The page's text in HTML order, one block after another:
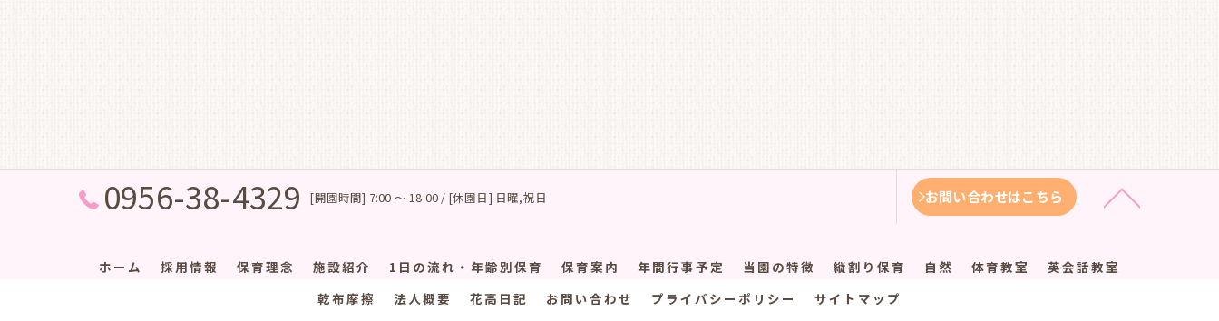
0956-38-4329 [開園時間] 7:00 ～ 18:00 / [休園日] 日曜,祝日 お問い合わせはこちら
ホーム 採用情報 保育理念 施設紹介 1日の流れ・年齢別保育 保育案内 年間行事予定 当園の特徴 縦割り保育 自然 体育教室
英会話教室
乾布摩擦
法人概要 花高日記 お問い合わせ プライバシーポリシー サイトマップ